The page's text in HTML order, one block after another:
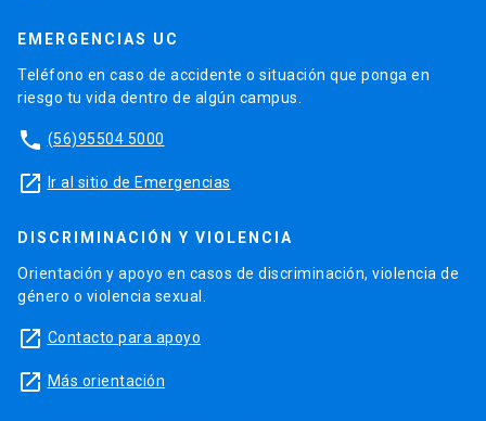
EMERGENCIAS UC
Teléfono en caso de accidente o situación que ponga en
riesgo tu vida dentro de algún campus.
phone (56)95504 5000
launch Ir al sitio de Emergencias
DISCRIMINACIÓN Y VIOLENCIA
Orientación y apoyo en casos de discriminación, violencia de
género o violencia sexual.
launch Contacto para apoyo
launch Más orientación